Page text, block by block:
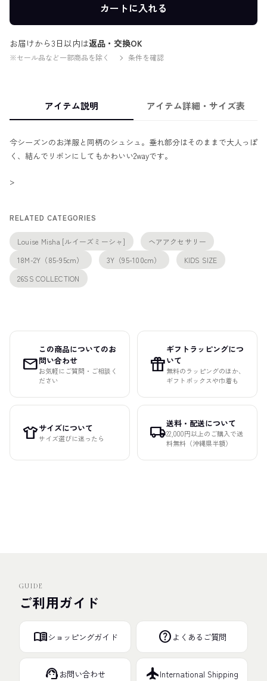
カートに入れる
お届けから3日以内は返品・交換OK
※セール品など一部商品を除く 条件を確認
アイテム説明 アイテム詳細・サイズ表
今シーズンのお洋服と同柄のシュシュ。垂れ部分はそのままで大人っぽ
く、結んでリボンにしてもかわいい2wayです。
>
RELATED CATEGORIES
Louise Misha [ルイーズミーシャ]
ヘアアクセサリー
18M-2Y（85-95cm）
3Y（95-100cm）
KIDS SIZE
26SS COLLECTION
mail
この商品についてのお
問い合わせ
お気軽にご質問・ご相談く
ださい
featured_seasonal_and_gifts
ギフトラッピングにつ
いて
無料のラッピングのほか、
ギフトボックスや巾着も
apparelサイズについて
サイズ選びに迷ったら local_shipping送料・配送について
22,000円以上のご購入で送
料無料（沖縄県半額）
GUIDE
ご利用ガイド
menu_bookショッピングガイド help よくあるご質問
support_agent お問い合わせ flightInternational Shipping